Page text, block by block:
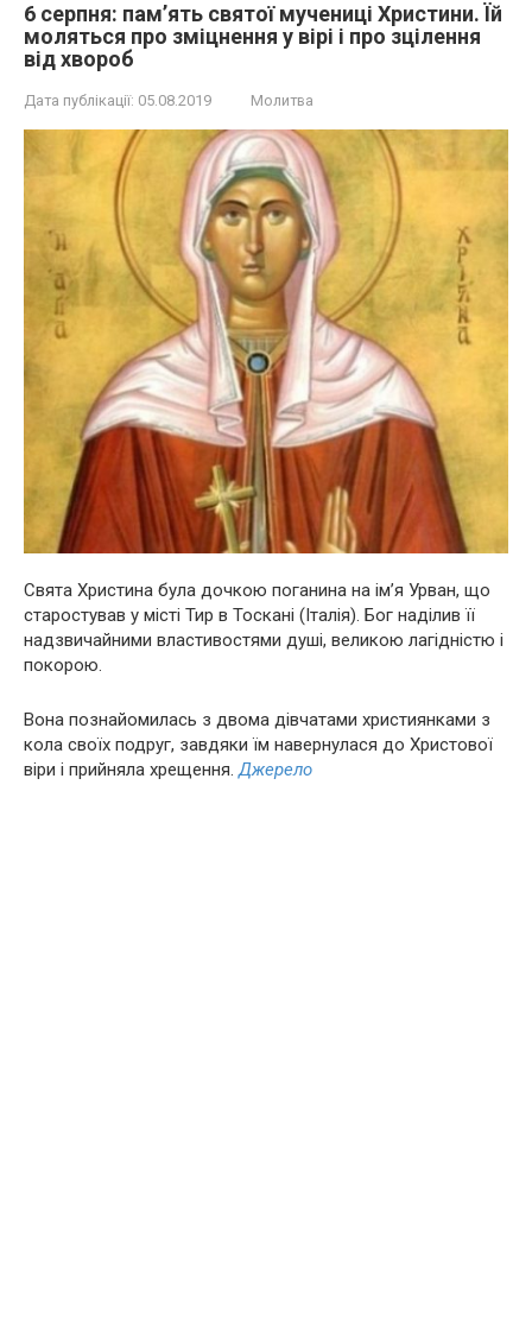
6 серпня: пам’ять святої мyчeниці Христини. Їй
моляться про зміцнення у вірі і про зцілення
від xвopoб
Дата публікації: 05.08.2019 Молитва
Свята Христина була дочкою поганина на ім’я Урван, що
старостував у місті Тир в Тоскані (Італія). Бог наділив її
надзвичайними властивостями душі, великою лагідністю і
покорою.
Вона познайомилась з двома дівчатами християнками з
кола своїх подруг, завдяки їм навернулася до Христової
віри і прийняла хрещення.Джерело